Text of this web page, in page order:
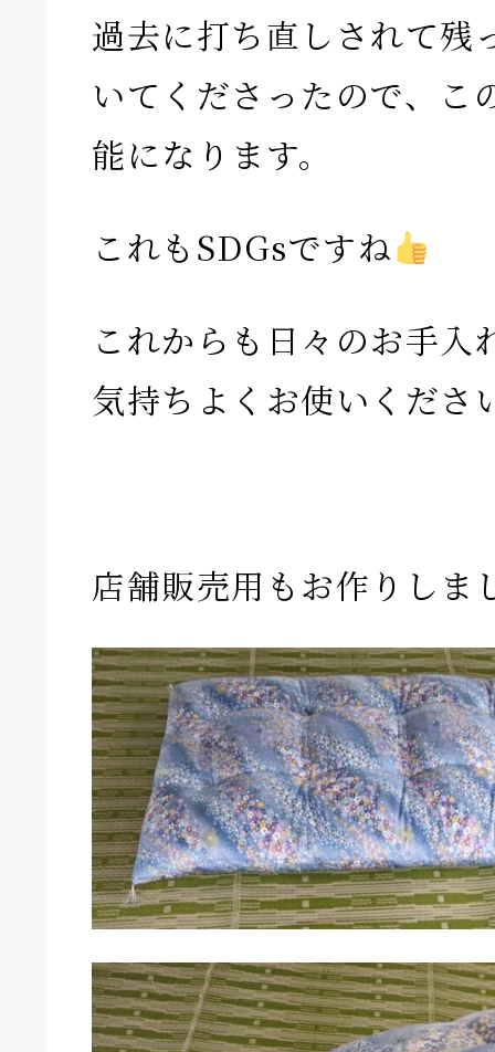
過去に打ち直しされて残
いてくださったので、こ
能になります。
これもSDGsですね
これからも日々のお手入
気持ちよくお使いくださ
店舗販売用もお作りしま